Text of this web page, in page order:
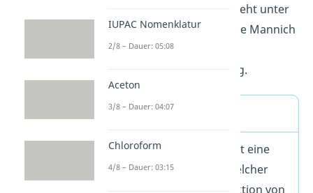
aciden Komponente entsteht unter
Abspaltung von Wasser die Mannich
Base, eine -
Aminocarbonylverbindung.
Merke:
Die Mannich Reaktion ist eine
Namensreaktion, bei welcher
eine Kondensationsreaktion von
IUPAC Nomenklatur
2/8 – Dauer: 05:08
Aceton
3/8 – Dauer: 04:07
Chloroform
4/8 – Dauer: 03:15